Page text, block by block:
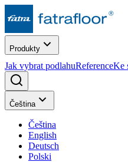
Produkty
Jak vybrat podlahuReferenceKe
Čeština
Čeština
English
Deutsch
Polski